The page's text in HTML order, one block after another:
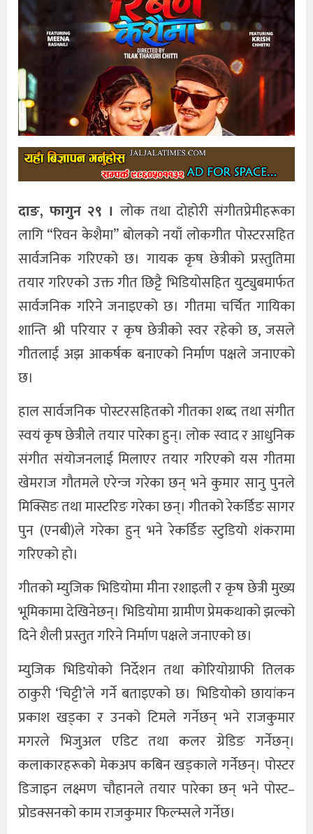
दाङ, फागुन २९ । लोक तथा दोहोरी संगीतप्रेमीहरूका
लागि “रिवन केशैमा” बोलको नयाँ लोकगीत पोस्टरसहित
सार्वजनिक गरिएको छ। गायक कृष छेत्रीको प्रस्तुतिमा
तयार गरिएको उक्त गीत छिट्टै भिडियोसहित युट्युबमार्फत
सार्वजनिक गरिने जनाइएको छ। गीतमा चर्चित गायिका
शान्ति श्री परियार र कृष छेत्रीको स्वर रहेको छ, जसले
गीतलाई अझ आकर्षक बनाएको निर्माण पक्षले जनाएको
छ।
हाल सार्वजनिक पोस्टरसहितको गीतका शब्द तथा संगीत
स्वयं कृष छेत्रीले तयार पारेका हुन्। लोक स्वाद र आधुनिक
संगीत संयोजनलाई मिलाएर तयार गरिएको यस गीतमा
खेमराज गौतमले एरेन्ज गरेका छन् भने कुमार सानु पुनले
मिक्सिङ तथा मास्टरिङ गरेका छन्। गीतको रेकर्डिङ सागर
पुन (एनबी)ले गरेका हुन् भने रेकर्डिङ स्टुडियो शंकरामा
गरिएको हो।
गीतको म्युजिक भिडियोमा मीना रशाइली र कृष छेत्री मुख्य
भूमिकामा देखिनेछन्। भिडियोमा ग्रामीण प्रेमकथाको झल्को
दिने शैली प्रस्तुत गरिने निर्माण पक्षले जनाएको छ।
म्युजिक भिडियोको निर्देशन तथा कोरियोग्राफी तिलक
ठाकुरी ‘चिट्टी’ले गर्ने बताइएको छ। भिडियोको छायांकन
प्रकाश खड्का र उनको टिमले गर्नेछन् भने राजकुमार
मगरले भिजुअल एडिट तथा कलर ग्रेडिङ गर्नेछन्।
कलाकारहरूको मेकअप कबिन खड्काले गर्नेछन्। पोस्टर
डिजाइन लक्ष्मण चौहानले तयार पारेका छन् भने पोस्ट–
प्रोडक्सनको काम राजकुमार फिल्म्सले गर्नेछ।